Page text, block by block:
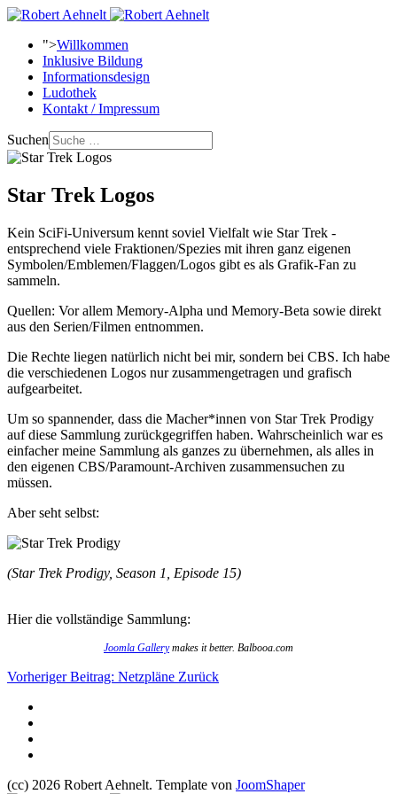
">Willkommen
Inklusive Bildung
Informationsdesign
Ludothek
Kontakt / Impressum
Suchen
Star Trek Logos
Kein SciFi-Universum kennt soviel Vielfalt wie Star Trek -
entsprechend viele Fraktionen/Spezies mit ihren ganz eigenen
Symbolen/Emblemen/Flaggen/Logos gibt es als Grafik-Fan zu
sammeln.
Quellen: Vor allem Memory-Alpha und Memory-Beta sowie direkt
aus den Serien/Filmen entnommen.
Die Rechte liegen natürlich nicht bei mir, sondern bei CBS. Ich habe
die verschiedenen Logos nur zusammengetragen und grafisch
aufgearbeitet.
Um so spannender, dass die Macher*innen von Star Trek Prodigy
auf diese Sammlung zurückgegriffen haben. Wahrscheinlich war es
einfacher meine Sammlung als ganzes zu übernehmen, als alles in
den eigenen CBS/Paramount-Archiven zusammensuchen zu
müssen.
Aber seht selbst:
(Star Trek Prodigy, Season 1, Episode 15)
Hier die vollständige Sammlung:
Joomla Gallerymakes it better. Balbooa.com
Vorheriger Beitrag: Netzpläne Zurück
(cc) 2026 Robert Aehnelt. Template von JoomShaper